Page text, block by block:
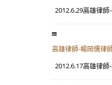
2012.6.29高雄律
高雄律師-楊岡儒律
2012.6.17高雄律